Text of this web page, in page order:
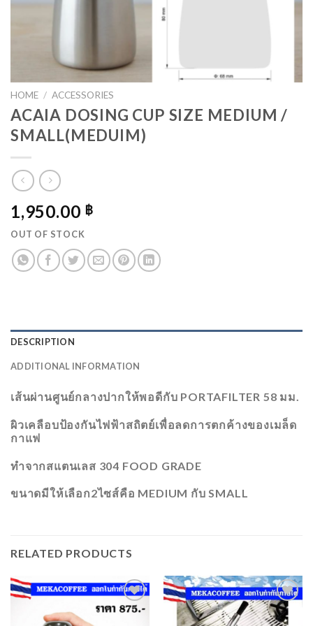
HOME / ACCESSORIES
ACAIA DOSING CUP SIZE MEDIUM /
SMALL(MEDUIM)
1,950.00 ฿
OUT OF STOCK
DESCRIPTION
ADDITIONAL INFORMATION
เส้นผ่านศูนย์กลางปากให้พอดีกับ PORTAFILTER 58 มม.
ผิวเคลือบป้องกันไฟฟ้าสถิตย์เพื่อลดการตกค้างของเมล็ด
กาแฟ
ทำจากสแตนเลส 304 FOOD GRADE
ขนาดมีให้เลือก​2ไซส์คือ​ MEDIUM กับ​ ​SMALL
RELATED PRODUCTS